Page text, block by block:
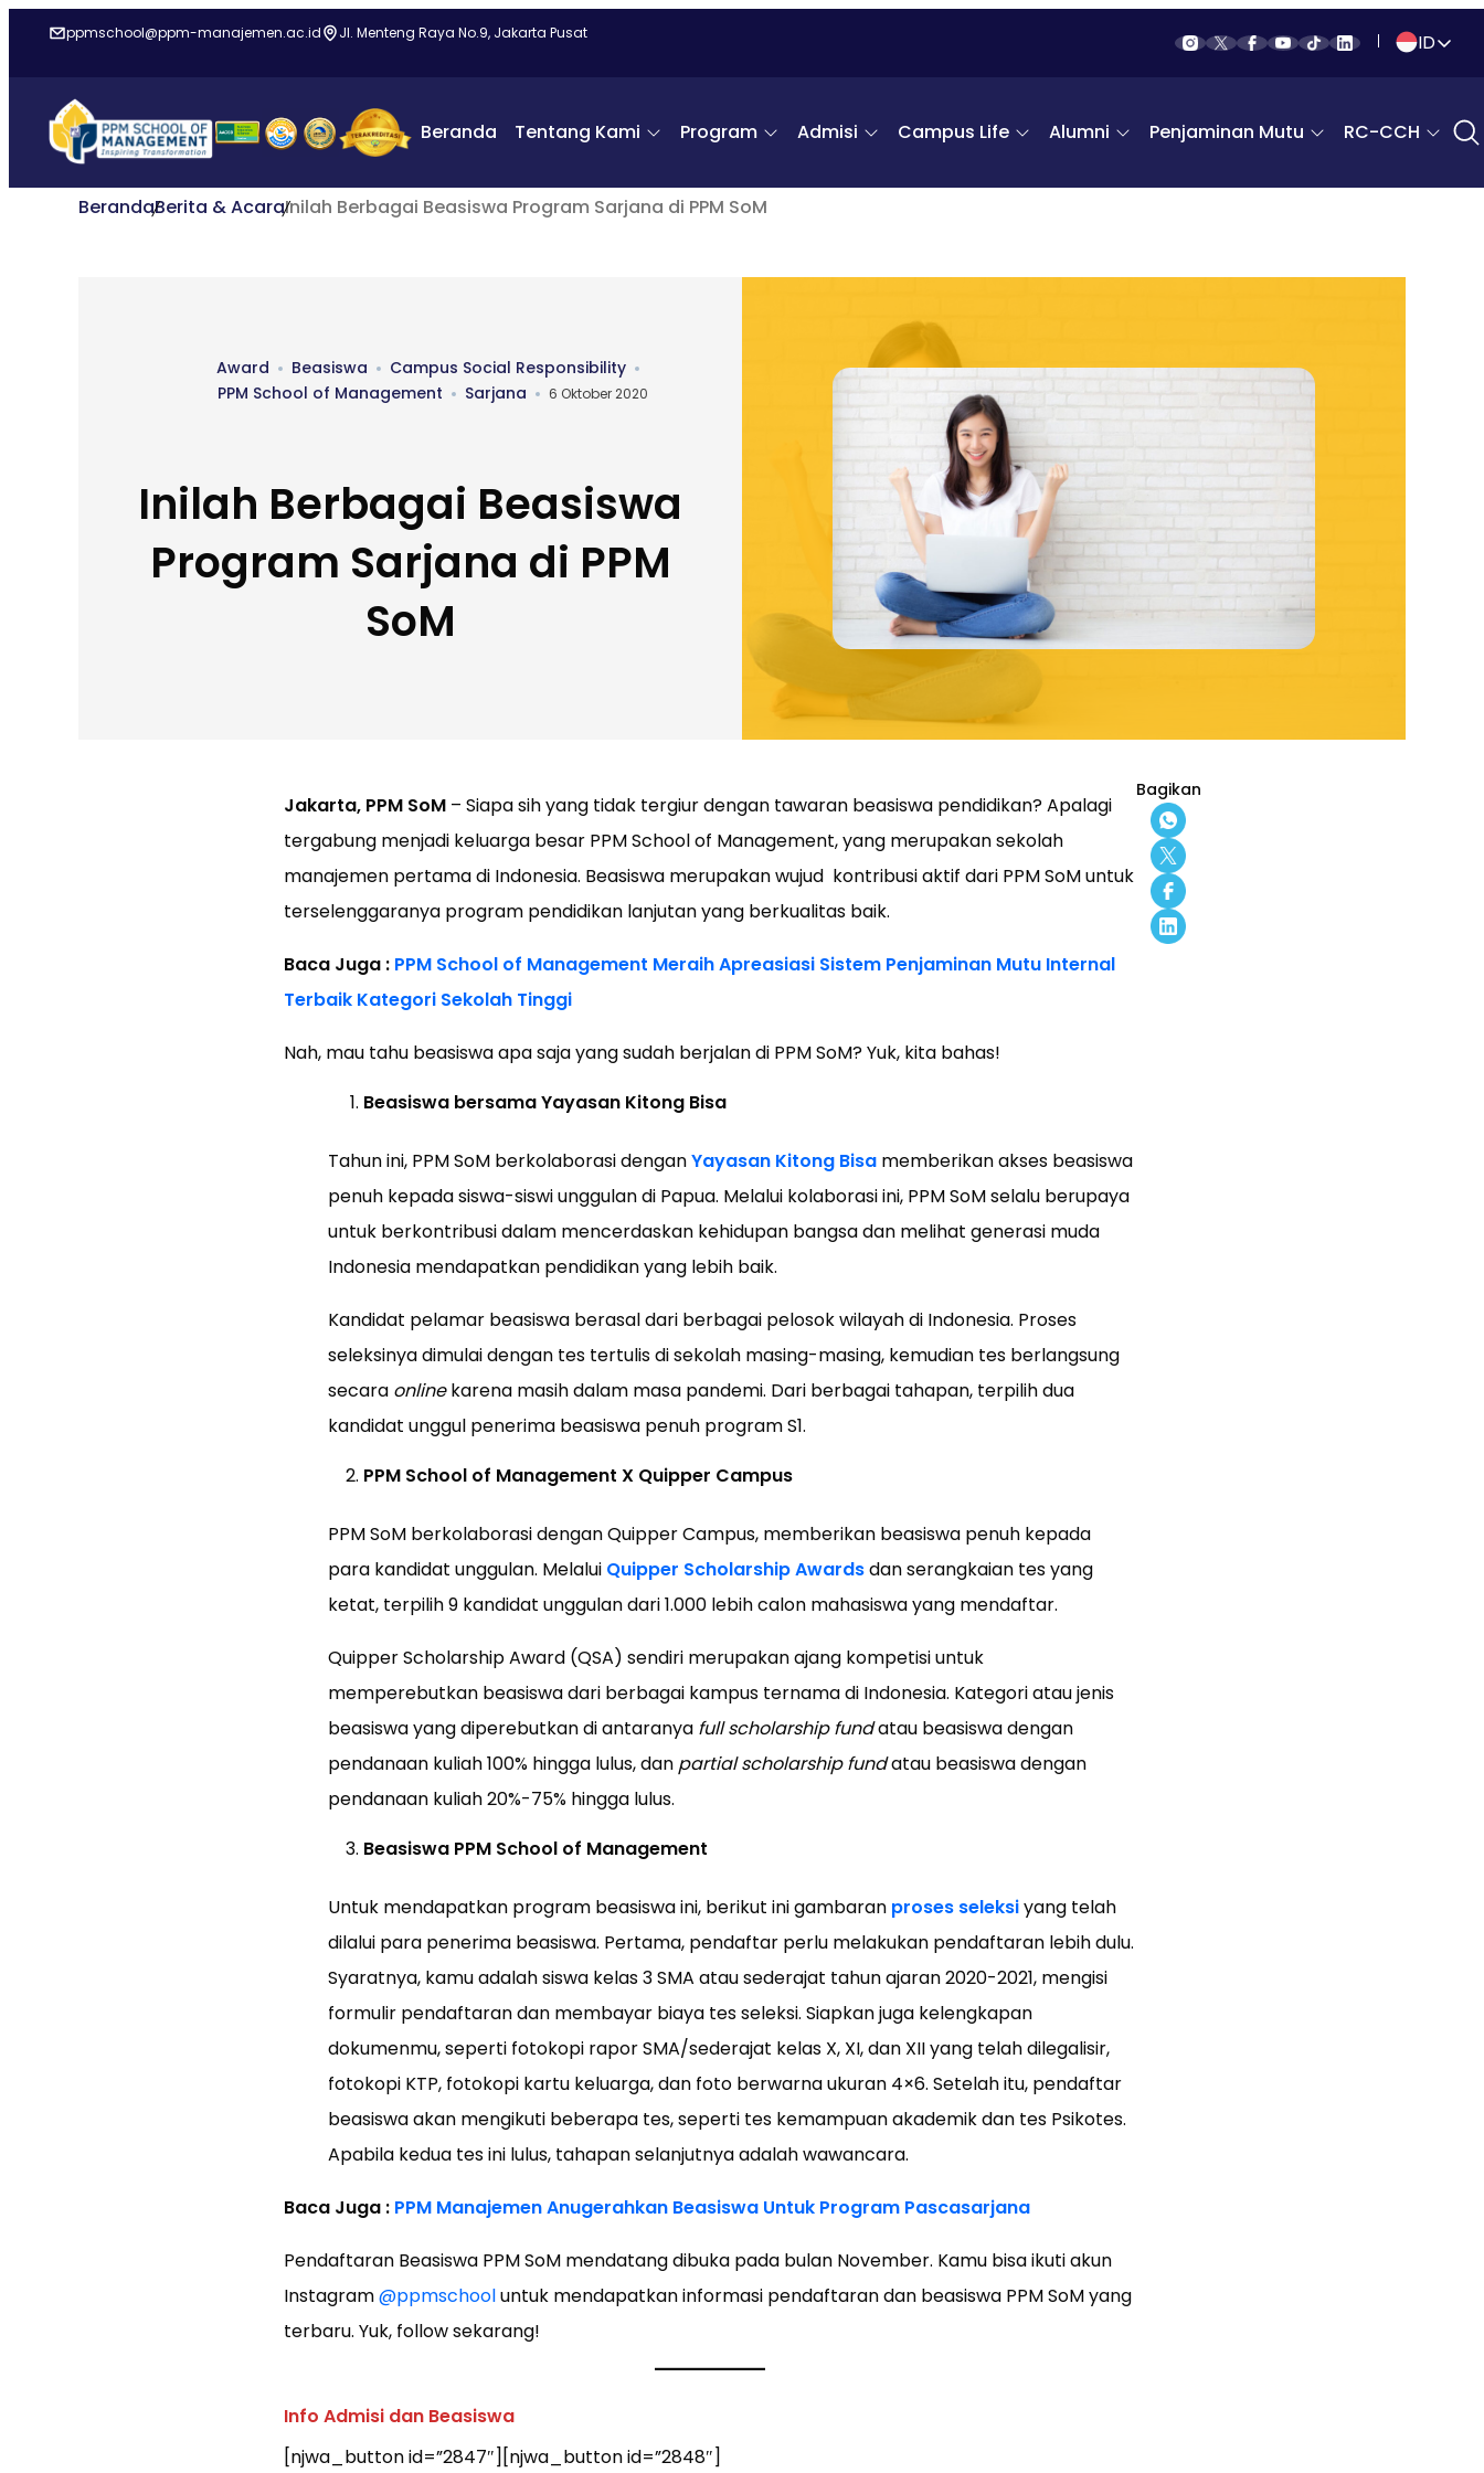
ppmschool@ppm-manajemen.ac.id Jl. Menteng Raya No.9, Jakarta Pusat ID
Beranda Tentang Kami Program Admisi Campus Life Alumni Penjaminan Mutu RC-CCH
BerandaBerita & AcaraInilah Berbagai Beasiswa Program Sarjana di PPM SoM
Award Beasiswa
Campus Social Responsibility
PPM School of Management
Sarjana 6 Oktober 2020
Inilah Berbagai Beasiswa
Program Sarjana di PPM
SoM
Jakarta, PPM SoM– Siapa sih yang tidak tergiur dengan tawaran beasiswa pendidikan? Apalagi
tergabung menjadi keluarga besar PPM School of Management, yang merupakan sekolah
manajemen pertama di Indonesia. Beasiswa merupakan wujud kontribusi aktif dari PPM SoM untuk
terselenggaranya program pendidikan lanjutan yang berkualitas baik.
Baca Juga : PPM School of Management Meraih Apreasiasi Sistem Penjaminan Mutu Internal
Terbaik Kategori Sekolah Tinggi
Nah, mau tahu beasiswa apa saja yang sudah berjalan di PPM SoM? Yuk, kita bahas!
Beasiswa bersama Yayasan Kitong Bisa
Tahun ini, PPM SoM berkolaborasi denganYayasan Kitong Bisamemberikan akses beasiswa
penuh kepada siswa-siswi unggulan di Papua. Melalui kolaborasi ini, PPM SoM selalu berupaya
untuk berkontribusi dalam mencerdaskan kehidupan bangsa dan melihat generasi muda
Indonesia mendapatkan pendidikan yang lebih baik.
Kandidat pelamar beasiswa berasal dari berbagai pelosok wilayah di Indonesia. Proses
seleksinya dimulai dengan tes tertulis di sekolah masing-masing, kemudian tes berlangsung
secara onlinekarena masih dalam masa pandemi. Dari berbagai tahapan, terpilih dua
kandidat unggul penerima beasiswa penuh program S1.
PPM School of Management X Quipper Campus
PPM SoM berkolaborasi dengan Quipper Campus, memberikan beasiswa penuh kepada
para kandidat unggulan. Melalui Quipper Scholarship Awardsdan serangkaian tes yang
ketat, terpilih 9 kandidat unggulan dari 1.000 lebih calon mahasiswa yang mendaftar.
Quipper Scholarship Award (QSA) sendiri merupakan ajang kompetisi untuk
memperebutkan beasiswa dari berbagai kampus ternama di Indonesia. Kategori atau jenis
beasiswa yang diperebutkan di antaranya full scholarship fundatau beasiswa dengan
pendanaan kuliah 100% hingga lulus, dan partial scholarship fundatau beasiswa dengan
pendanaan kuliah 20%-75% hingga lulus.
Beasiswa PPM School of Management
Untuk mendapatkan program beasiswa ini, berikut ini gambaran proses seleksiyang telah
dilalui para penerima beasiswa. Pertama, pendaftar perlu melakukan pendaftaran lebih dulu.
Syaratnya, kamu adalah siswa kelas 3 SMA atau sederajat tahun ajaran 2020-2021, mengisi
formulir pendaftaran dan membayar biaya tes seleksi. Siapkan juga kelengkapan
dokumenmu, seperti fotokopi rapor SMA/sederajat kelas X, XI, dan XII yang telah dilegalisir,
fotokopi KTP, fotokopi kartu keluarga, dan foto berwarna ukuran 4×6. Setelah itu, pendaftar
beasiswa akan mengikuti beberapa tes, seperti tes kemampuan akademik dan tes Psikotes.
Apabila kedua tes ini lulus, tahapan selanjutnya adalah wawancara.
Baca Juga : PPM Manajemen Anugerahkan Beasiswa Untuk Program Pascasarjana
Pendaftaran Beasiswa PPM SoM mendatang dibuka pada bulan November. Kamu bisa ikuti akun
Instagram@ppmschooluntuk mendapatkan informasi pendaftaran dan beasiswa PPM SoM yang
terbaru. Yuk, follow sekarang!
Info Admisi dan Beasiswa
[njwa_button id=”2847″][njwa_button id=”2848″]
Bagikan